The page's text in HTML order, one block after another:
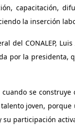
capacitación,
la inserción
del CONALEP,
por la
se
joven,
participación